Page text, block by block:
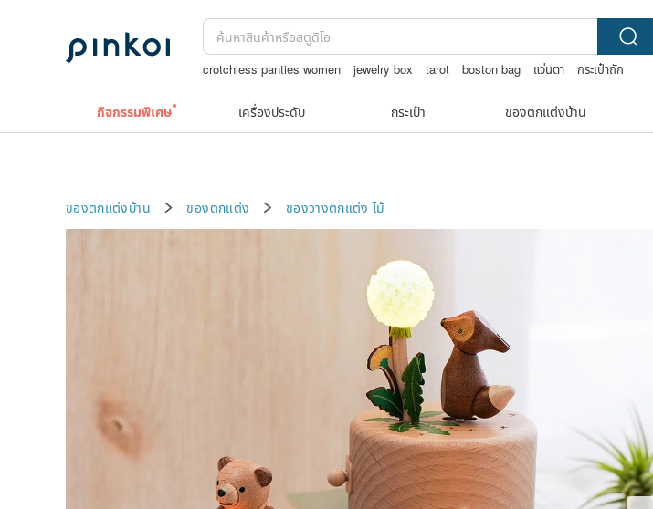
crotchless panties women jewelry box tarot boston bag แว่นตา
กระเป๋าถัก
กิจกรรมพิเศษ เครื่องประดับ กระเป๋า ของตกแต่งบ้าน
ของตกแต่งบ้าน ของตกแต่ง ของวางตกแต่ง ไม้